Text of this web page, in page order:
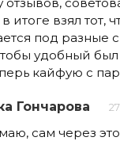
итоге взял тот,
под разные
удобный
кайфую с
Гончарова
сам через